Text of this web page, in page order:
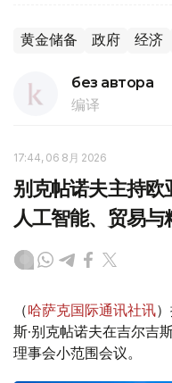
黄金储备 政府 经济
без автора
编译
17:44, 06 8月 2026
别克帖诺夫主持欧
人工智能、贸易与
（哈萨克国际通讯社讯
斯·别克帖诺夫在吉尔吉
理事会小范围会议。